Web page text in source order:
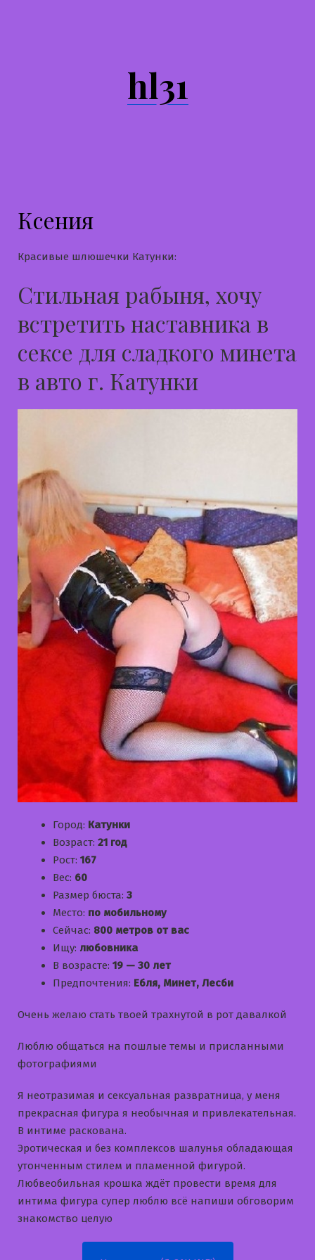
hl31
Ксения
Красивые шлюшечки Катунки:
Стильная рабыня, хочу
встретить наставника в
сексе для сладкого минета
в авто г. Катунки
Город: Катунки
Возраст: 21 год
Рост: 167
Вес: 60
Размер бюста: 3
Место: по мобильному
Сейчас: 800 метров от вас
Ищу: любовника
В возрасте: 19 — 30 лет
Предпочтения: Ебля, Минет, Лесби
Очень желаю стать твоей трахнутой в рот давалкой
Люблю общаться на пошлые темы и приcланными
фотографиями
Я неотразимая и сексуальная развратница, у меня
прекрасная фигура я необычная и привлекательная.
В интиме раскована.
Эротическая и без комплексов шалунья обладающая
утонченным стилем и пламенной фигурой.
Любвеобильная крошка ждёт провести время для
интима фигура супер люблю всё напиши обговорим
знакомство целую